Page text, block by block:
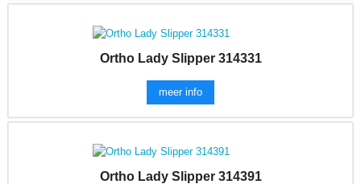
Ortho Lady Slipper 314331
meer info
Ortho Lady Slipper 314391